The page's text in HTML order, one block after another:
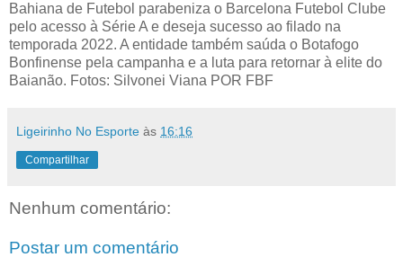
Bahiana de Futebol parabeniza o Barcelona Futebol Clube
pelo acesso à Série A e deseja sucesso ao filado na
temporada 2022. A entidade também saúda o Botafogo
Bonfinense pela campanha e a luta para retornar à elite do
Baianão. Fotos: Silvonei Viana POR FBF
Ligeirinho No Esporte às 16:16
Compartilhar
Nenhum comentário:
Postar um comentário